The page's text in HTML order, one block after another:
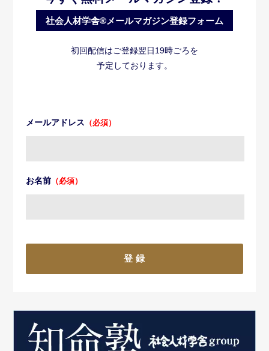
社会人材学舎®メールマガジン登録フォーム
初回配信はご登録翌日19時ごろを
予定しております。
メールアドレス （必須）
お名前（必須）